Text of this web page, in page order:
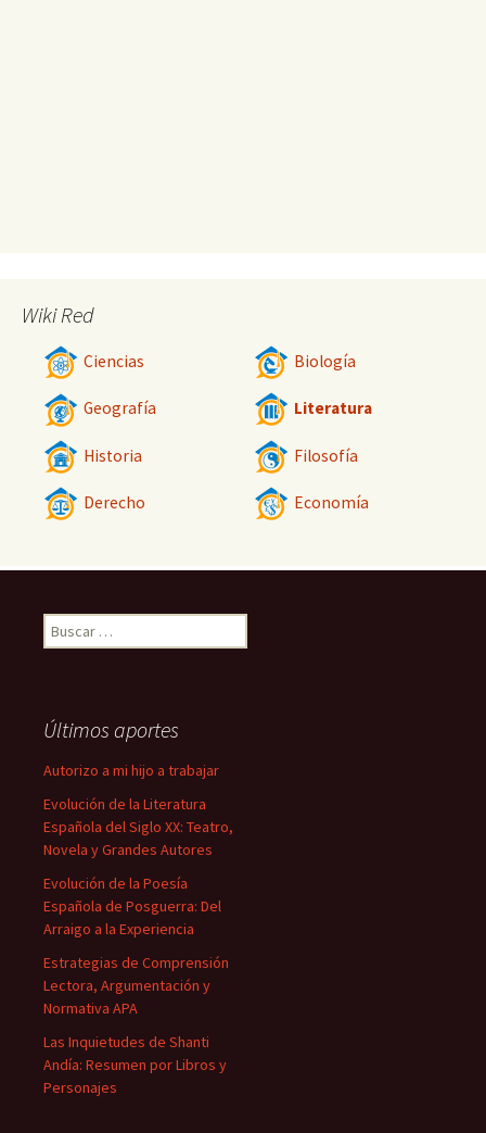
Wiki Red
Ciencias Biología
Geografía Literatura
Historia Filosofía
Derecho Economía
Buscar:
Últimos aportes
Autorizo a mi hijo a trabajar
Evolución de la Literatura
Española del Siglo XX: Teatro,
Novela y Grandes Autores
Evolución de la Poesía
Española de Posguerra: Del
Arraigo a la Experiencia
Estrategias de Comprensión
Lectora, Argumentación y
Normativa APA
Las Inquietudes de Shanti
Andía: Resumen por Libros y
Personajes